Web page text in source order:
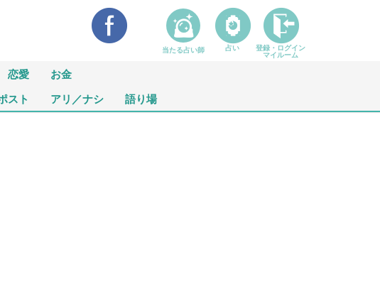
恋愛 お金
スト アリ／ナシ 語り場
当たる占い師 占い
登録・ログイン
マイルーム